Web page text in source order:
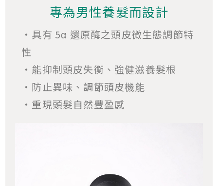
專為男性養髮而設計
・具有 5α 還原酶之頭皮微生態調節特
性
・能抑制頭皮失衡、強健滋養髮根
・防止異味、調節頭皮機能
・重現頭髮自然豐盈感